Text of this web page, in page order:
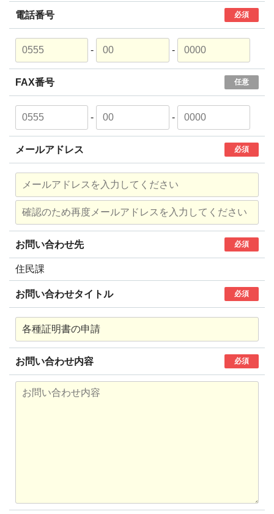
電話番号 必須
- -
FAX番号 任意
- -
メールアドレス 必須
お問い合わせ先 必須
住民課
お問い合わせタイトル 必須
お問い合わせ内容 必須